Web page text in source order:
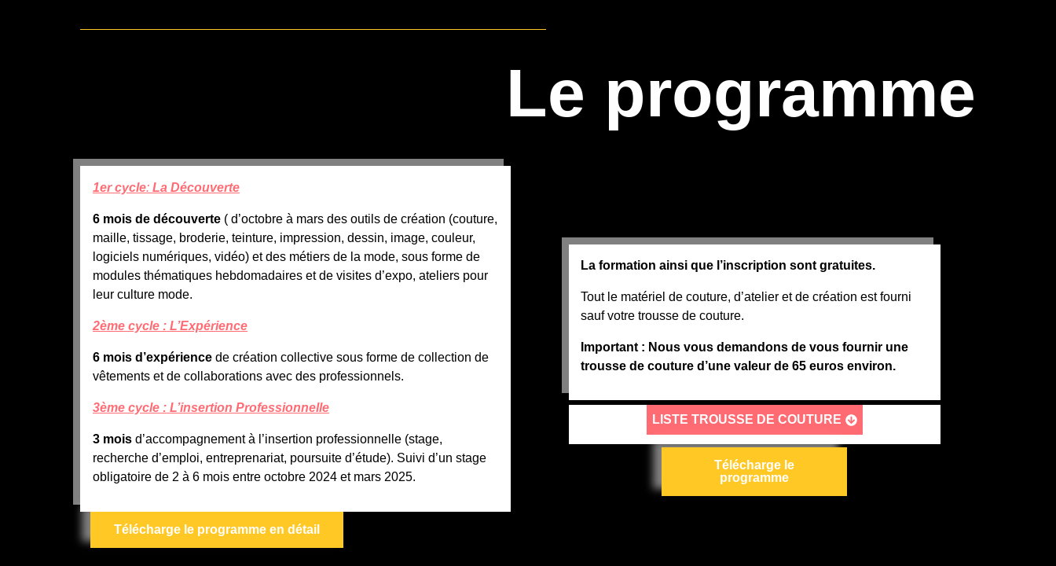
Le programme
1er cycle: La Découverte
6 mois de découverte ( d’octobre à mars des outils de création (couture,
maille, tissage, broderie, teinture, impression, dessin, image, couleur,
logiciels numériques, vidéo) et des métiers de la mode, sous forme de
modules thématiques hebdomadaires et de visites d’expo, ateliers pour
leur culture mode.
2ème cycle : L’Expérience
6 mois d’expérience de création collective sous forme de collection de
vêtements et de collaborations avec des professionnels.
3ème cycle : L’insertion Professionnelle
3 mois d’accompagnement à l’insertion professionnelle (stage,
recherche d’emploi, entreprenariat, poursuite d’étude). Suivi d’un stage
obligatoire de 2 à 6 mois entre octobre 2024 et mars 2025.
Télécharge le programme en détail
La formation ainsi que l’inscription sont gratuites.
Tout le matériel de couture, d’atelier et de création est fourni
sauf votre trousse de couture.
Important : Nous vous demandons de vous fournir une
trousse de couture d’une valeur de 65 euros environ.
LISTE TROUSSE DE COUTURE
Télécharge le
programme